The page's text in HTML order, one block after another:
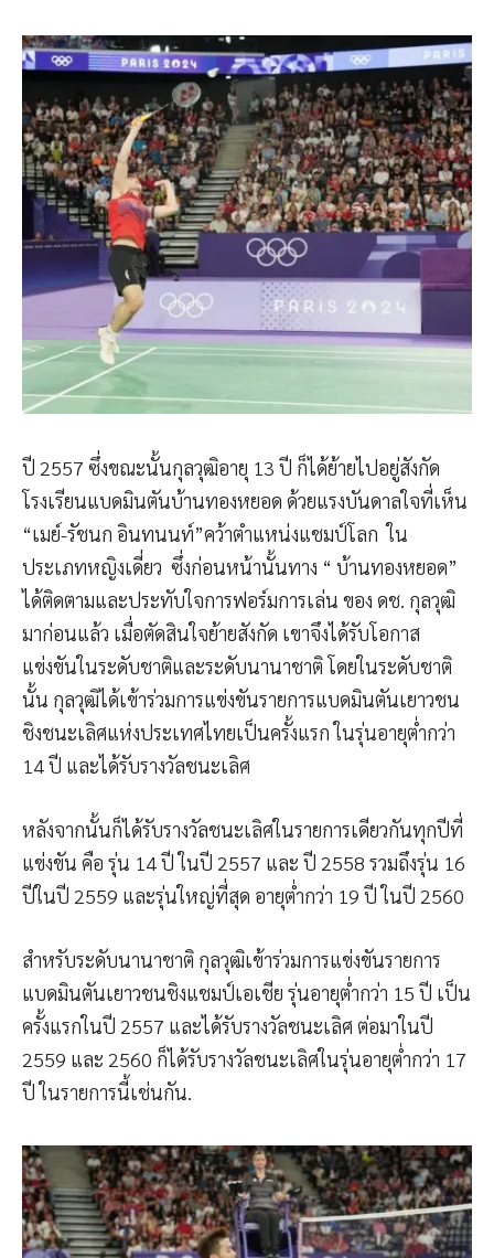
ปี 2557 ซึ่งขณะนั้นกุลวุฒิอายุ 13 ปี ก็ได้ย้ายไปอยู่สังกัด
โรงเรียนแบดมินตันบ้านทองหยอด ด้วยแรงบันดาลใจที่เห็น
“เมย์-รัชนก อินทนนท์”คว้าตำแหน่งแชมป์โลก ใน
ประเภทหญิงเดี่ยว ซึ่งก่อนหน้านั้นทาง “ บ้านทองหยอด”
ได้ติดตามและประทับใจการฟอร์มการเล่น ของ ดช. กุลวุฒิ
มาก่อนแล้ว เมื่อตัดสินใจย้ายสังกัด เขาจึงได้รับโอกาส
แข่งขันในระดับชาติและระดับนานาชาติ โดยในระดับชาติ
นั้น กุลวุฒิได้เข้าร่วมการแข่งขันรายการแบดมินตันเยาวชน
ชิงชนะเลิศแห่งประเทศไทยเป็นครั้งแรก ในรุ่นอายุต่ำกว่า
14 ปี และได้รับรางวัลชนะเลิศ
หลังจากนั้นก็ได้รับรางวัลชนะเลิศในรายการเดียวกันทุกปีที่
แข่งขัน คือ รุ่น 14 ปี ในปี 2557 และ ปี 2558 รวมถึงรุ่น 16
ปีในปี 2559 และรุ่นใหญ่ที่สุด อายุต่ำกว่า 19 ปี ในปี 2560
สำหรับระดับนานาชาติ กุลวุฒิเข้าร่วมการแข่งขันรายการ
แบดมินตันเยาวชนชิงแชมป์เอเชีย รุ่นอายุต่ำกว่า 15 ปี เป็น
ครั้งแรกในปี 2557 และได้รับรางวัลชนะเลิศ ต่อมาในปี
2559 และ 2560 ก็ได้รับรางวัลชนะเลิศในรุ่นอายุต่ำกว่า 17
ปี ในรายการนี้เช่นกัน.